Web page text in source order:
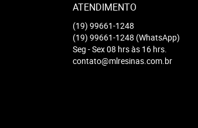
ATENDIMENTO
(19) 99661-1248
(19) 99661-1248 (WhatsApp)
Seg - Sex 08 hrs às 16 hrs.
contato@mlresinas.com.br